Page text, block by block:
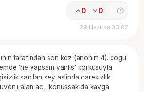
0 0
29 Haziran 03:02
tarafindan son kez (anonim 4). cogu
'ne yapsam yanlis' korkusuyla
sanilan sey aslinda caresizlik
alan ac, 'konussak da kavga